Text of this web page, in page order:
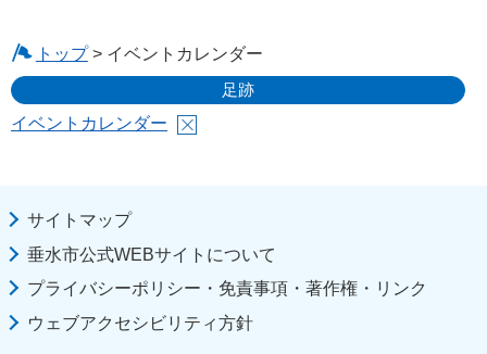
トップ> イベントカレンダー
足跡
イベントカレンダー
サイトマップ
垂水市公式WEBサイトについて
プライバシーポリシー・免責事項・著作権・リンク
ウェブアクセシビリティ方針